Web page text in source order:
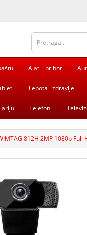
Alati i pribor
Lepota i zdravlje
Telefoni
812H 2MP 1080p Full